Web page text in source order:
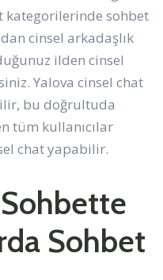
kategorilerinde sohbet
cinsel arkadaşlık
ilden cinsel
Yalova cinsel chat
bu doğrultuda
tüm kullanıcılar
chat yapabilir.
Sohbet